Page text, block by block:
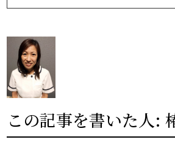
この記事を書いた人: